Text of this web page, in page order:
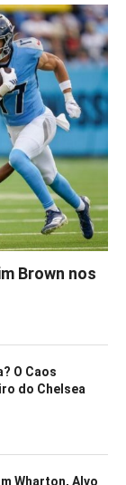
Brown nos
O Caos
do Chelsea
Wharton, Alvo